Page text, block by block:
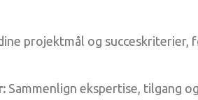
projektmål og succeskriterier,
Sammenlign ekspertise, tilgang